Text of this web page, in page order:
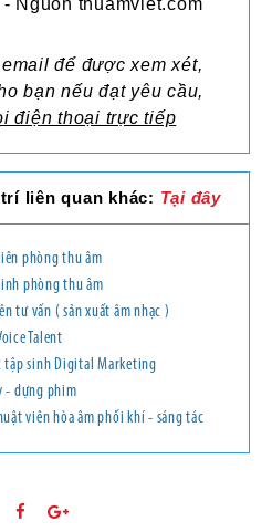
để được xem xét,
bạn nếu đạt yêu cầu,
điện thoại trực tiếp
liên quan khác: Tại đây
phòng thu âm
phòng thu âm
tư vấn ( sản xuất âm nhạc )
Talent
tập sinh Digital Marketing
- dựng phim
viên hòa âm phối khí - sáng tác